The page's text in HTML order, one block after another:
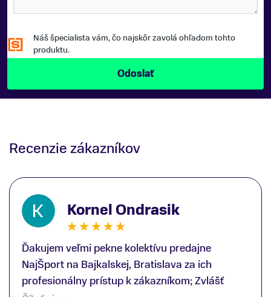
Náš špecialista vám, čo najskôr zavolá ohľadom tohto
produktu.
Recenzie zákazníkov
Kornel Ondrasik
Ďakujem veľmi pekne kolektívu predajne
NajŠport na Bajkalskej, Bratislava za ich
profesionálny prístup k zákazníkom; Zvlášť